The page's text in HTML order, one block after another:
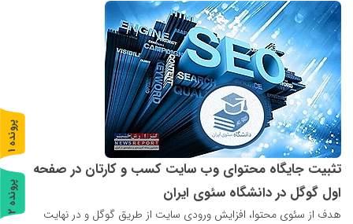
تثبیت جایگاه محتوای وب سایت کسب و کارتان در صفحه
اول گوگل در دانشگاه سئوی ایران
هدف از سئوی محتوا، افزایش ورودی سایت از طریق گوگل و در نهایت
پ
ر
و
ن
د
ه
1
پ
ر
و
ن
د
ه
2